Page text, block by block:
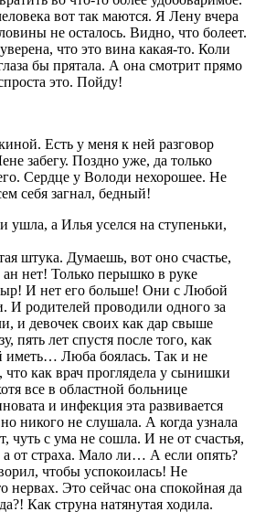
вот так маются. Я Лену вчера
не осталось. Видно, что болеет.
что это вина какая-то. Коли
бы прятала. А она смотрит прямо
это. Пойду!
Есть у меня к ней разговор
забегу. Поздно уже, да только
Сердце у Володи нехорошее. Не
себя загнал, бедный!
ушла, а Илья уселся на ступеньки,
штука. Думаешь, вот оно счастье,
ан нет! Только перышко в руке
фыр! И нет его больше! Они с Любой
И родителей проводили одного за
и девочек своих как дар свыше
пять лет спустя после того, как
иметь… Люба боялась. Так и не
что как врач проглядела у сынишки
все в областной больнице
и инфекция эта развивается
никого не слушала. А когда узнала
чуть с ума не сошла. И не от счастья,
от страха. Мало ли… А если опять?
чтобы успокоилась! Не
нервах. Это сейчас она спокойная да
Как струна натянутая ходила.